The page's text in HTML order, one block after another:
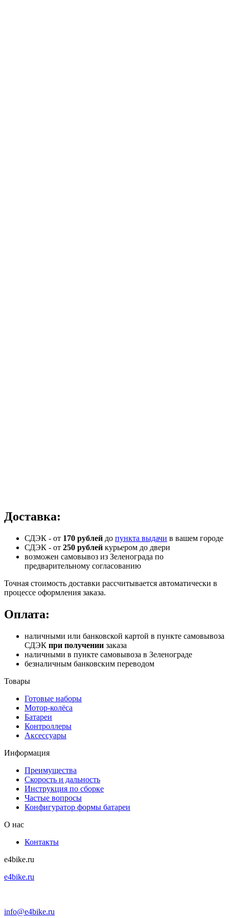
Доставка:
СДЭК - от 170 рублей до пункта выдачи в вашем городе
СДЭК - от 250 рублей курьером до двери
возможен самовывоз из Зеленограда по
предварительному согласованию
Точная стоимость доставки рассчитывается автоматически в
процессе оформления заказа.
Оплата:
наличными или банковской картой в пункте самовывоза
СДЭК при получении заказа
наличными в пункте самовывоза в Зеленограде
безналичным банковским переводом
Товары
Готовые наборы
Мотор-колёса
Батареи
Контроллеры
Аксессуары
Информация
Преимущества
Скорость и дальность
Инструкция по сборке
Частые вопросы
Конфигуратор формы батареи
О нас
Контакты
e4bike.ru
e4bike.ru
info@e4bike.ru